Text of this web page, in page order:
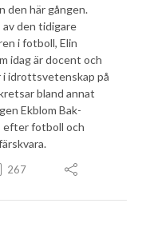
den här gången.
av den tidigare
i fotboll, Elin
idag är docent och
idrottsvetenskap på
bland annat
Ekblom Bak-
efter fotboll och
267